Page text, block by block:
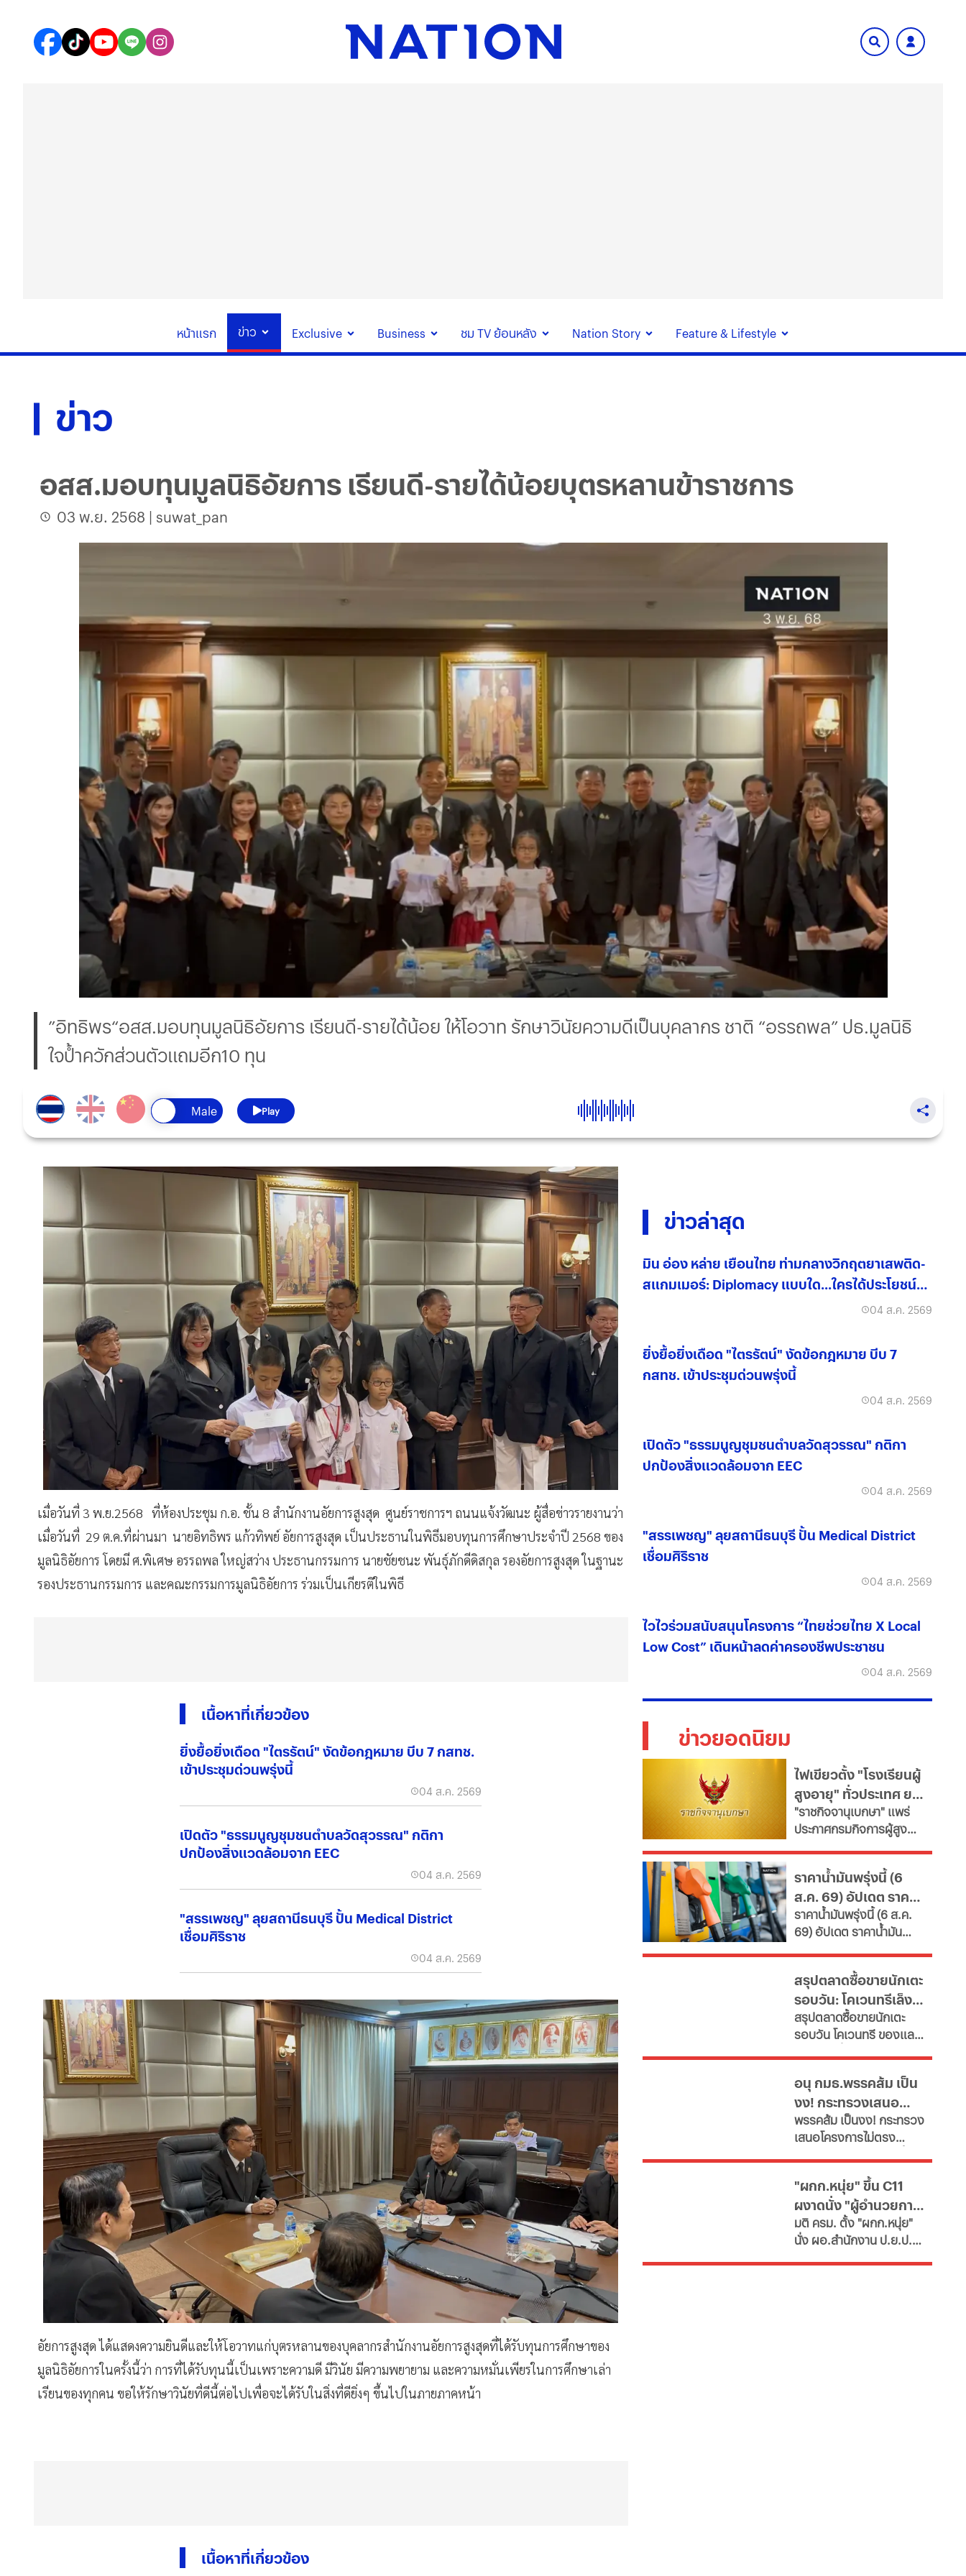
หน้าแรก ข่าว Exclusive Business ชม TV ย้อนหลัง Nation Story Feature & Lifestyle
ข่าว
อสส.มอบทุนมูลนิธิอัยการ เรียนดี-รายได้น้อยบุตรหลานข้าราชการ
03 พ.ย. 2568 | suwat_pan
”อิทธิพร“อสส.มอบทุนมูลนิธิอัยการ เรียนดี-รายได้น้อย ให้โอวาท รักษาวินัยความดีเป็นบุคลากร ชาติ “อรรถพล” ปธ.มูลนิธิ
ใจป้ำควักส่วนตัวเเถมอีก10 ทุน
Play
เมื่อวันที่ 3 พ.ย.2568 ที่ห้องประชุม ก.อ. ชั้น 8 สำนักงานอัยการสูงสุด ศูนย์ราชการฯ ถนนแจ้งวัฒนะ ผู้สื่อข่าวรายงานว่า
เมื่อวันที่ 29 ต.ค.ที่ผ่านมา นายอิทธิพร แก้วทิพย์ อัยการสูงสุด เป็นประธานในพิธีมอบทุนการศึกษาประจำปี 2568 ของ
มูลนิธิอัยการ โดยมี ศ.พิเศษ อรรถพล ใหญ่สว่าง ประธานกรรมการ นายชัยชนะ พันธุ์ภักดีดิสกุล รองอัยการสูงสุด ในฐานะ
รองประธานกรรมการ และคณะกรรมการมูลนิธิอัยการ ร่วมเป็นเกียรติในพิธี
เนื้อหาที่เกี่ยวข้อง
ยิ่งยื้อยิ่งเดือด "ไตรรัตน์" งัดข้อกฎหมาย บีบ 7 กสทช.
เข้าประชุมด่วนพรุ่งนี้
04 ส.ค. 2569
เปิดตัว "ธรรมนูญชุมชนตำบลวัดสุวรรณ" กติกา
ปกป้องสิ่งแวดล้อมจาก EEC
04 ส.ค. 2569
"สรรเพชญ" ลุยสถานีธนบุรี ปั้น Medical District
เชื่อมศิริราช
04 ส.ค. 2569
อัยการสูงสุด ได้แสดงความยินดีและให้โอวาทแก่บุตรหลานของบุคลากรสำนักงานอัยการสูงสุดที่ได้รับทุนการศึกษาของ
มูลนิธิอัยการในครั้งนี้ว่า การที่ได้รับทุนนี้เป็นเพราะความดี มีวินัย มีความพยายาม และความหมั่นเพียรในการศึกษาเล่า
เรียนของทุกคน ขอให้รักษาวินัยที่ดีนี้ต่อไปเพื่อจะได้รับในสิ่งที่ดียิ่งๆ ขึ้นไปในภายภาคหน้า
เนื้อหาที่เกี่ยวข้อง
ข่าวล่าสุด
มิน อ่อง หล่าย เยือนไทย ท่ามกลางวิกฤตยาเสพติด-
สแกมเมอร์: Diplomacy แบบใด...ใครได้ประโยชน์
04 ส.ค. 2569
ยิ่งยื้อยิ่งเดือด "ไตรรัตน์" งัดข้อกฎหมาย บีบ 7
กสทช. เข้าประชุมด่วนพรุ่งนี้
04 ส.ค. 2569
เปิดตัว "ธรรมนูญชุมชนตำบลวัดสุวรรณ" กติกา
ปกป้องสิ่งแวดล้อมจาก EEC
04 ส.ค. 2569
"สรรเพชญ" ลุยสถานีธนบุรี ปั้น Medical District
เชื่อมศิริราช
04 ส.ค. 2569
ไวไวร่วมสนับสนุนโครงการ “ไทยช่วยไทย X Local
Low Cost” เดินหน้าลดค่าครองชีพประชาชน
04 ส.ค. 2569
ข่าวยอดนิยม
ไฟเขียวตั้ง "โรงเรียนผู้
สูงอายุ" ทั่วประเทศ ยก
ระดับคุณภาพชีวิต เช็ก
เงื่อนไข
"ราชกิจจานุเบกษา" แพร่
ประกาศกรมกิจการผู้สูง
"โรงเรียนผู้สูงอายุ" มุ่งขับ
เคลื่อนสังคมสูงวัยอย่างมี
คุณค่า หนุนพัฒนา
ศักยภาพ-เรียนรู้ตลอดชีวิต
เผยช่องทางยื่นคำขอทั้ง
กทม.-ต่างจังหวัด พบ
ฝ่าฝืนเกณฑ์เสี่ยงถูกสั่ง
เพิกถอน
ราคาน้ำมันพรุ่งนี้ (6
ส.ค. 69) อัปเดต ราคา
น้ำมันล่าสุด จากปั๊ม
ใหญ่
ราคาน้ำมันพรุ่งนี้ (6 ส.ค.
69) อัปเดต ราคาน้ำมัน
ขนาดใหญ่ มีทั้งราคาน้ำมัน
ดีเซล เบนซิน และ แก๊สโซ
ฮอล์
สรุปตลาดซื้อขายนักเตะ
รอบวัน: โคเวนทรีเล็ง
"มูดริก" สาลิกาปัดปืน
ซื้อ "กิมาไรส์"
สรุปตลาดซื้อขายนักเตะ
รอบวัน โคเวนทรี ของแลม
แรกจาก อาร์เซนอล ในการ
ล่าตัว "กิมาไรส์" ขณะที่ โค
โม่ ปิดดีล "ชาโลบาห์"
อนุ กมธ.พรรคส้ม เป็น
งง! กระทรวงเสนอ
โครงการไม่ตรงภารกิจ
พรรคส้ม เป็นงง! กระทรวง
เสนอโครงการไม่ตรง
เครื่องอบกล้วยตาก-
สปก.ซื้อเครื่องทำลูกชิ้น-
ตัดตะไคร้ - แฉ! รองปลัด
มท.ตบโต๊ะไม่พอใจขอ
เอกสารเพิ่ม
"ผกก.หนุ่ย" ขึ้น C11
ผงาดนั่ง "ผู้อำนวยการ
ป.ย.ป."
มติ ครม. ตั้ง "ผกก.หนุ่ย"
นั่ง ผอ.สำนักงาน ป.ย.ป.